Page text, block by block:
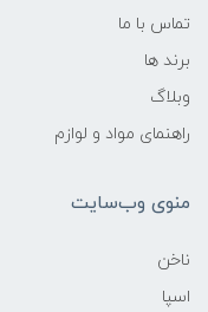
تماس با ما
برند ها
وبلاگ
راهنمای مواد و لوازم
منوی وب‌سایت
ناخن
اسپا